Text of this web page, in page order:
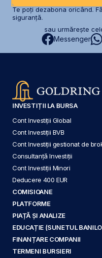
Te poți dezabona oricând.
siguranță.
sau urmărește
Messenger
INVESTIȚII LA BURSA
Cont Investiții Global
Cont Investiții BVB
Cont Investiții gestionat de
Consultanță Investiții
Cont Investiții Minori
Deducere 400 EUR
COMISIOANE
PLATFORME
PIAȚĂ ȘI ANALIZE
EDUCAȚIE (SUNETUL
FINANȚARE COMPANII
TERMENI BURSIERI